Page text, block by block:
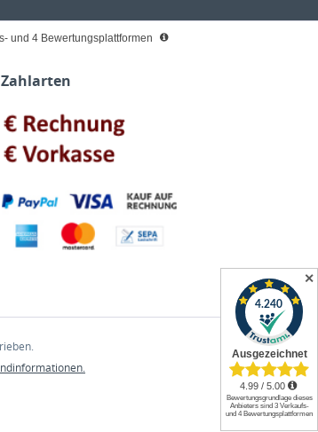
✕
und 4 Bewertungsplattformen
Zahlarten